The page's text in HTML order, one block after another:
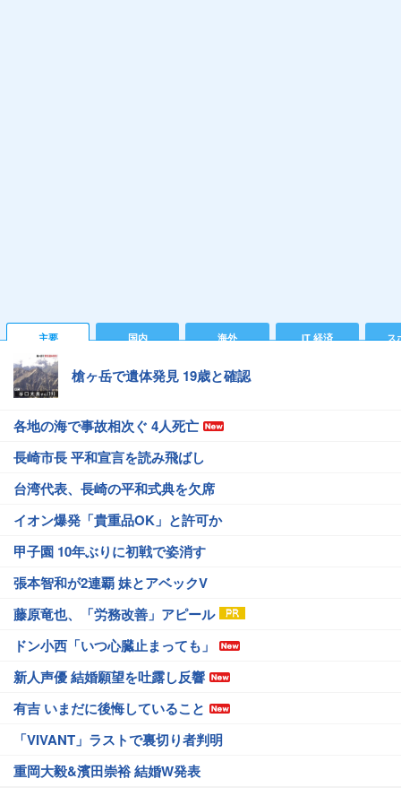
主要 国内 海外 IT 経済 ス
槍ヶ岳で遺体発見 19歳と確認
各地の海で事故相次ぐ 4人死亡
長崎市長 平和宣言を読み飛ばし
台湾代表、長崎の平和式典を欠席
イオン爆発「貴重品OK」と許可か
甲子園 10年ぶりに初戦で姿消す
張本智和が2連覇 妹とアベックV
藤原竜也、「労務改善」アピール
ドン小西「いつ心臓止まっても」
新人声優 結婚願望を吐露し反響
有吉 いまだに後悔していること
「VIVANT」ラストで裏切り者判明
重岡大毅&濱田崇裕 結婚W発表